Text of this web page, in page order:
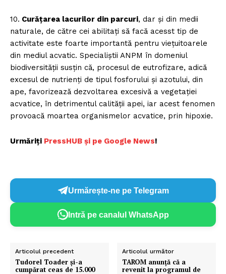
10. Curățarea lacurilor din parcuri, dar și din medii
naturale, de către cei abilitați să facă acesst tip de
activitate este foarte importantă pentru viețuitoarele
din mediul acvatic. Specialiștii ANPM în domeniul
biodiversității susțin că, procesul de eutrofizare, adică
excesul de nutrienți de tipul fosforului și azotului, din
ape, favorizează dezvoltarea excesivă a vegetației
acvatice, în detrimentul calității apei, iar acest fenomen
provoacă moartea organismelor acvatice, prin hipoxie.
Urmăriți PressHUB și pe Google News!
Urmărește-ne pe Telegram
Intră pe canalul WhatsApp
Articolul precedent
Tudorel Toader și-a
cumpărat ceas de 15.000
Articolul următor
TAROM anunță că a
revenit la programul de